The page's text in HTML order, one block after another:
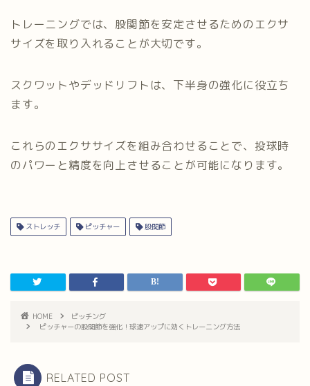
トレーニングでは、股関節を安定させるためのエクサ
サイズを取り入れることが大切です。
スクワットやデッドリフトは、下半身の強化に役立ち
ます。
これらのエクササイズを組み合わせることで、投球時
のパワーと精度を向上させることが可能になります。
ストレッチ ピッチャー 股関節
HOME
ピッチング
ピッチャーの股関節を強化！球速アップに効くトレーニング方法
RELATED POST